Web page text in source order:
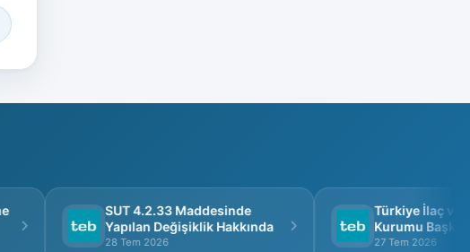
SUT 4.2.33 Maddesinde
Yapılan Değişiklik Hakkında
28 Tem 2026
Türkiye İlaç ve
Kurumu
Görüşme
27 Tem 2026